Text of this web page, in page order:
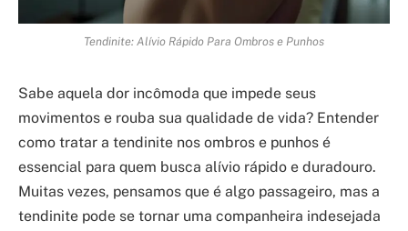
Tendinite: Alívio Rápido Para Ombros e Punhos
Sabe aquela dor incômoda que impede seus
movimentos e rouba sua qualidade de vida? Entender
como tratar a tendinite nos ombros e punhos é
essencial para quem busca alívio rápido e duradouro.
Muitas vezes, pensamos que é algo passageiro, mas a
tendinite pode se tornar uma companheira indesejada